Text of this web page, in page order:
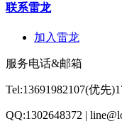
联系雷龙
加入雷龙
服务电话&邮箱
Tel:13691982107(优先
QQ:1302648372 |